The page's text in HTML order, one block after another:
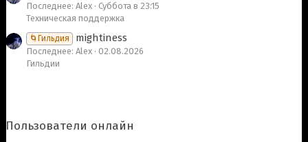
Последнее: Alex
Суббота в 23:15
Техническая поддержка
🌀Гильдия mightiness
Последнее: Alex
02.08.2026
Гильдии
Пользователи онлайн